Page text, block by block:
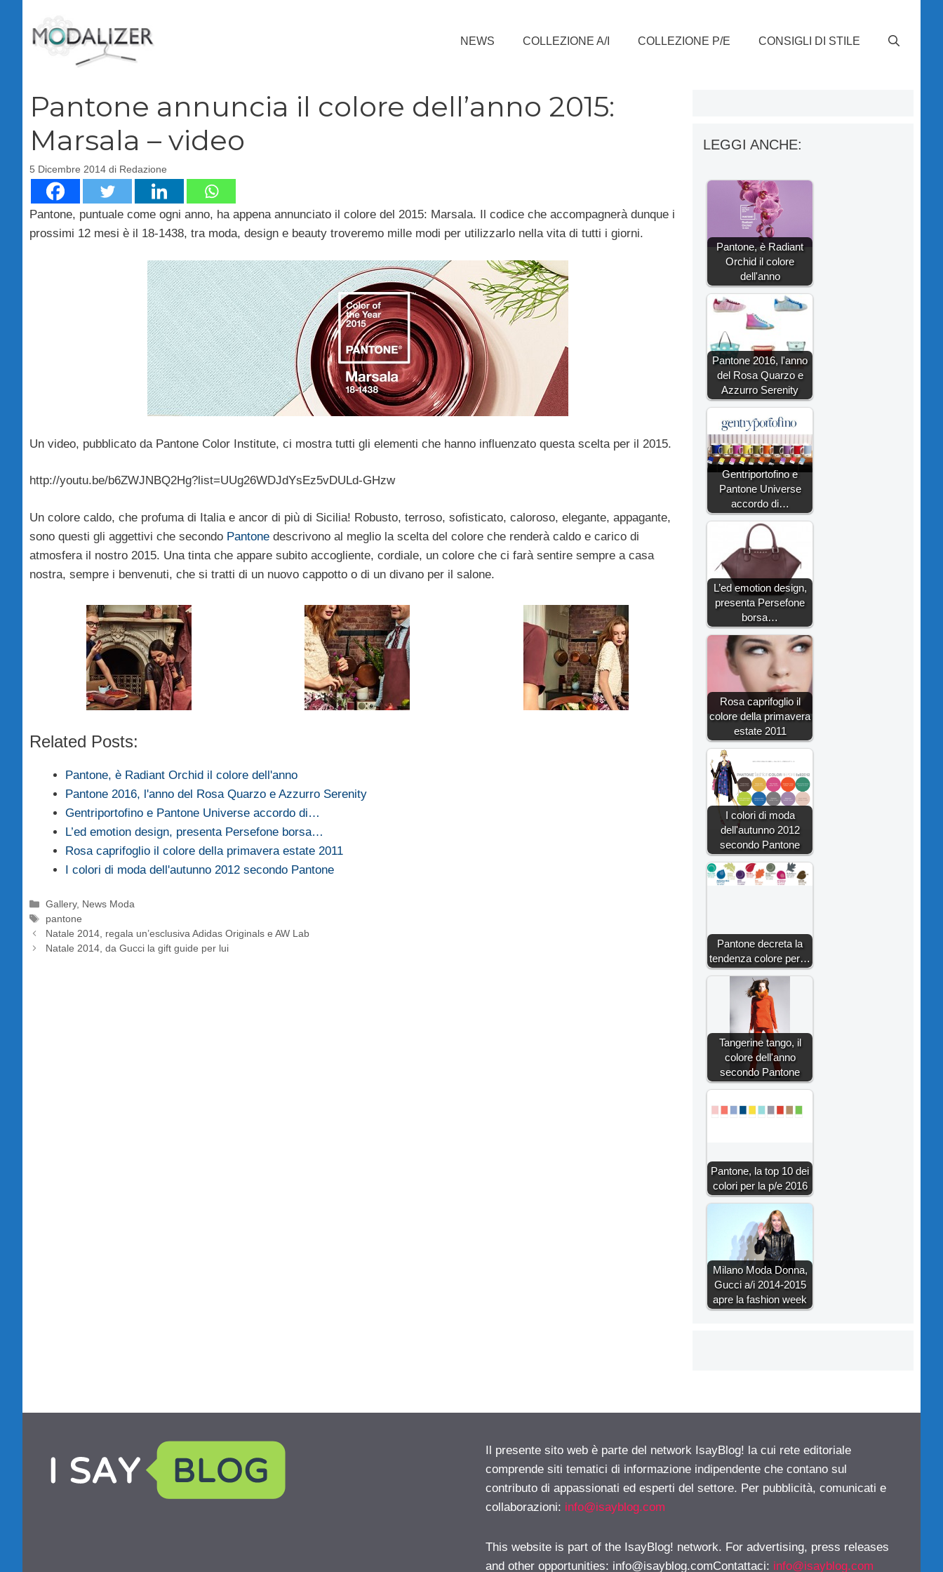
contenuto
NEWS COLLEZIONE A/I COLLEZIONE P/E CONSIGLI DI STILE
Pantone annuncia il colore dell’anno 2015:
Marsala – video
5 Dicembre 2014 di Redazione
Pantone, puntuale come ogni anno, ha appena annunciato il colore del 2015: Marsala. Il codice che accompagnerà dunque i
prossimi 12 mesi è il 18-1438, tra moda, design e beauty troveremo mille modi per utilizzarlo nella vita di tutti i giorni.
Un video, pubblicato da Pantone Color Institute, ci mostra tutti gli elementi che hanno influenzato questa scelta per il 2015.
http://youtu.be/b6ZWJNBQ2Hg?list=UUg26WDJdYsEz5vDULd-GHzw
Un colore caldo, che profuma di Italia e ancor di più di Sicilia! Robusto, terroso, sofisticato, caloroso, elegante, appagante,
sono questi gli aggettivi che secondo Pantone descrivono al meglio la scelta del colore che renderà caldo e carico di
atmosfera il nostro 2015. Una tinta che appare subito accogliente, cordiale, un colore che ci farà sentire sempre a casa
nostra, sempre i benvenuti, che si tratti di un nuovo cappotto o di un divano per il salone.
Related Posts:
Pantone, è Radiant Orchid il colore dell'anno
Pantone 2016, l'anno del Rosa Quarzo e Azzurro Serenity
Gentriportofino e Pantone Universe accordo di…
L’ed emotion design, presenta Persefone borsa…
Rosa caprifoglio il colore della primavera estate 2011
I colori di moda dell'autunno 2012 secondo Pantone
Categorie
Gallery, News Moda
Tag
pantone
Natale 2014, regala un’esclusiva Adidas Originals e AW Lab
Natale 2014, da Gucci la gift guide per lui
LEGGI ANCHE:
Pantone, è Radiant
Orchid il colore
dell'anno
Pantone 2016, l'anno
del Rosa Quarzo e
Azzurro Serenity
Gentriportofino e
Pantone Universe
accordo di…
L’ed emotion design,
presenta Persefone
borsa…
Rosa caprifoglio il
colore della primavera
estate 2011
I colori di moda
dell'autunno 2012
secondo Pantone
Pantone decreta la
tendenza colore per…
Tangerine tango, il
colore dell'anno
secondo Pantone
Pantone, la top 10 dei
colori per la p/e 2016
Milano Moda Donna,
Gucci a/i 2014-2015
apre la fashion week
Il presente sito web è parte del network IsayBlog! la cui rete editoriale
comprende siti tematici di informazione indipendente che contano sul
contributo di appassionati ed esperti del settore. Per pubblicità, comunicati e
collaborazioni: info@isayblog.com
This website is part of the IsayBlog! network. For advertising, press releases
and other opportunities: info@isayblog.comContattaci: info@isayblog.com